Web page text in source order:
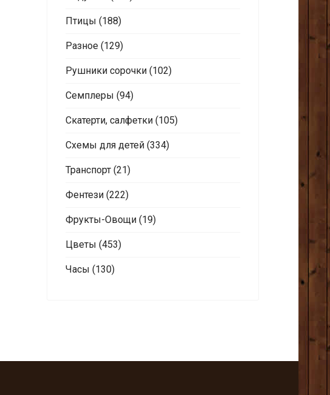
Птицы (188)
Разное (129)
Рушники сорочки (102)
Семплеры (94)
Скатерти, салфетки (105)
Схемы для детей (334)
Транспорт (21)
Фентези (222)
Фрукты-Овощи (19)
Цветы (453)
Часы (130)